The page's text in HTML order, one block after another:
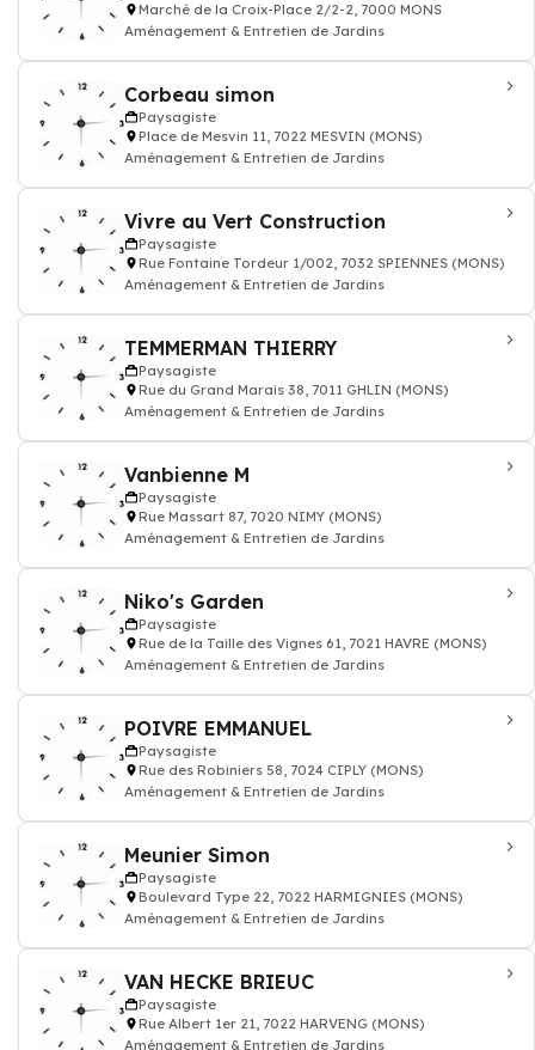
Marché de la Croix-Place 2/2-2, 7000 MONS
Aménagement & Entretien de Jardins
Corbeau simon
Paysagiste
Place de Mesvin 11, 7022 MESVIN (MONS)
Aménagement & Entretien de Jardins
Vivre au Vert Construction
Paysagiste
Rue Fontaine Tordeur 1/002, 7032 SPIENNES (MONS)
Aménagement & Entretien de Jardins
TEMMERMAN THIERRY
Paysagiste
Rue du Grand Marais 38, 7011 GHLIN (MONS)
Aménagement & Entretien de Jardins
Vanbienne M
Paysagiste
Rue Massart 87, 7020 NIMY (MONS)
Aménagement & Entretien de Jardins
Niko's Garden
Paysagiste
Rue de la Taille des Vignes 61, 7021 HAVRE (MONS)
Aménagement & Entretien de Jardins
POIVRE EMMANUEL
Paysagiste
Rue des Robiniers 58, 7024 CIPLY (MONS)
Aménagement & Entretien de Jardins
Meunier Simon
Paysagiste
Boulevard Type 22, 7022 HARMIGNIES (MONS)
Aménagement & Entretien de Jardins
VAN HECKE BRIEUC
Paysagiste
Rue Albert 1er 21, 7022 HARVENG (MONS)
Aménagement & Entretien de Jardins